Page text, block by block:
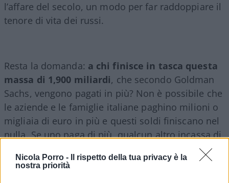
Nicola Porro -
Il rispetto della tua privacy è la
nostra priorità
l’affare del secolo, un modo per far raddoppiare il
tenore di vita dei russi.
Resta la domanda: a chi finisce in tasca questa
massa di 1,900 miliardi, che secondo Goldman
Sachs, vengono pagati in più? Non è possibile che
le aziende e le famiglie italiane paghino milioni o
migliaia di euro in più e questi soldi finiscano nel
nulla. Se uno paga di più, qualcun altro incassa di
più. Questo semplice concetto vale per tutto,
eccetto che – a quanto pare – per il mercato